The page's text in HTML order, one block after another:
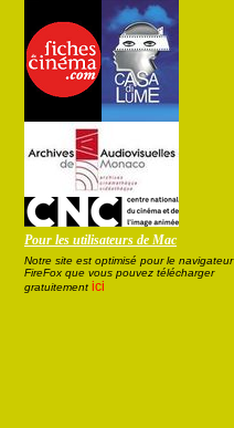
Pour les utilisateurs de Mac
Notre site est optimisé pour le navigateur
FireFox que vous pouvez télécharger
gratuitement ici